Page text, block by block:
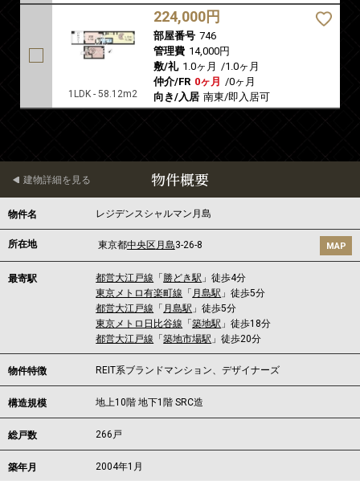
1LDK - 58.12m2
224,000円
部屋番号 746
管理費 14,000円
敷/礼 1.0ヶ月 /1.0ヶ月
仲介/FR 0ヶ月 /0ヶ月
向き/入居 南東/即入居可
物件概要
建物詳細を見る
物件名 レジデンスシャルマン月島
所在地 東京都中央区 月島3-26-8 MAP
最寄駅 都営大江戸線 「 勝どき駅 」徒歩4分
東京メトロ有楽町線 「 月島駅 」徒歩5分
都営大江戸線 「 月島駅 」徒歩5分
東京メトロ日比谷線 「築地駅 」徒歩18分
都営大江戸線 「築地市場駅 」徒歩20分
物件特徴 REIT系ブランドマンション、デザイナーズ
構造規模 地上10階 地下1階 SRC造
総戸数 266戸
築年月 2004年1月